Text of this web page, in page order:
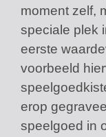
moment zelf,
speciale plek
eerste
voorbeeld
erop
speelgoed in